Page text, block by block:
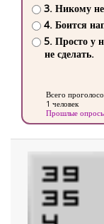
3. Никому не
4. Боится
5. Просто у
не сделать.
Всего
1 человек
Прошлые